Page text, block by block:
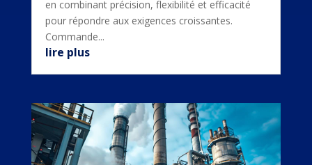
en combinant précision, flexibilité et efficacité
pour répondre aux exigences croissantes.
Commande...
lire plus